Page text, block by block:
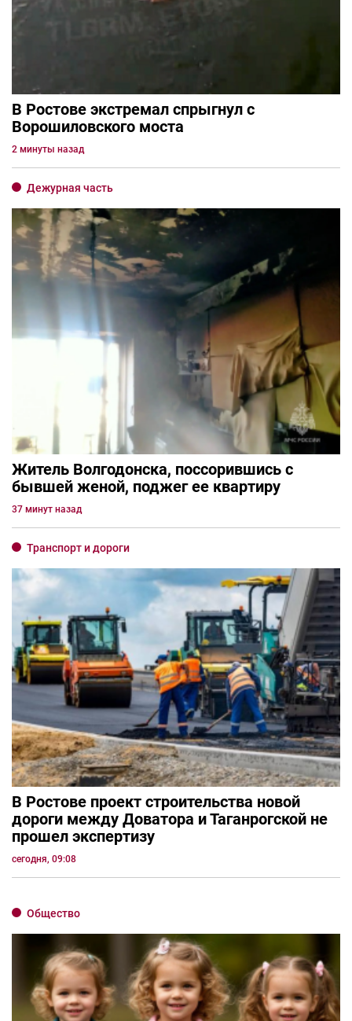
В Ростове экстремал спрыгнул с
Ворошиловского моста
2 минуты назад
Дежурная часть
Житель Волгодонска, поссорившись с
бывшей женой, поджег ее квартиру
37 минут назад
Транспорт и дороги
В Ростове проект строительства новой
дороги между Доватора и Таганрогской не
прошел экспертизу
сегодня, 09:08
Общество